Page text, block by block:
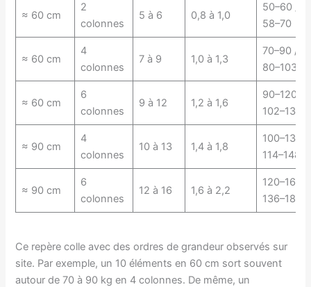
≈ 60 cm
2
colonnes
5 à 6 0,8 à 1,0
50–60 /
58–70
≈ 60 cm
4
colonnes
7 à 9 1,0 à 1,3
70–90 /
80–103
≈ 60 cm
6
colonnes
9 à 12 1,2 à 1,6
90–120 /
102–136
≈ 90 cm
4
colonnes
10 à 13 1,4 à 1,8
100–130 /
114–148
≈ 90 cm
6
colonnes
12 à 16 1,6 à 2,2
120–160 /
136–182
Ce repère colle avec des ordres de grandeur observés sur
site. Par exemple, un 10 éléments en 60 cm sort souvent
autour de 70 à 90 kg en 4 colonnes. De même, un